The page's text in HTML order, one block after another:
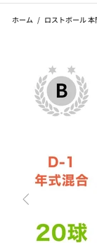
ホーム ロストボール